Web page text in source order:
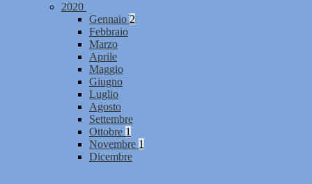
2020
Gennaio 2
Febbraio
Marzo
Aprile
Maggio
Giugno
Luglio
Agosto
Settembre
Ottobre 1
Novembre 1
Dicembre